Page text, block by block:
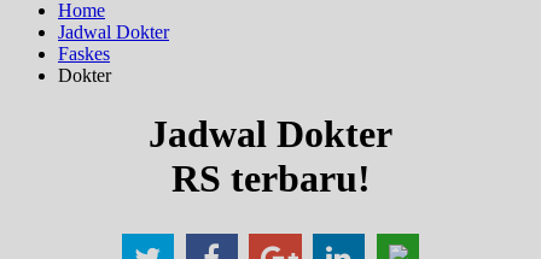
Home
Jadwal Dokter
Faskes
Dokter
Jadwal Dokter
RS terbaru!